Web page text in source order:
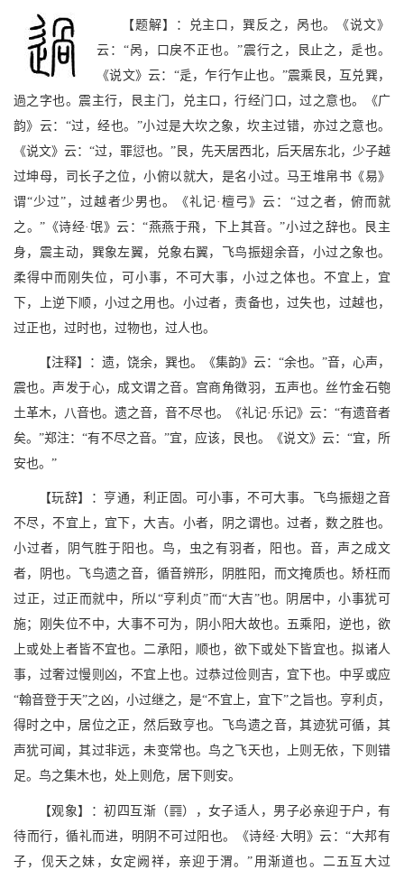
【题解】：兑主口，巽反之，呙也。《说文》
云：“呙，口戾不正也。”震行之，艮止之，辵也。
《说文》云：“辵，乍行乍止也。”震乘艮，互兑巽，
過之字也。震主行，艮主门，兑主口，行经门口，过之意也。《广
韵》云：“过，经也。”小过是大坎之象，坎主过错，亦过之意也。
《说文》云：“过，罪愆也。”艮，先天居西北，后天居东北，少子越
过坤母，司长子之位，小俯以就大，是名小过。马王堆帛书《易》
谓“少过”，过越者少男也。《礼记·檀弓》云：“过之者，俯而就
之。”《诗经·氓》云：“燕燕于飛，下上其音。”小过之辞也。艮主
身，震主动，巽象左翼，兑象右翼，飞鸟振翅余音，小过之象也。
柔得中而刚失位，可小事，不可大事，小过之体也。不宜上，宜
下，上逆下顺，小过之用也。小过者，责备也，过失也，过越也，
过正也，过时也，过物也，过人也。
【注释】：遗，饶余，巽也。《集韵》云：“余也。”音，心声，
震也。声发于心，成文谓之音。宫商角徵羽，五声也。丝竹金石匏
土革木，八音也。遗之音，音不尽也。《礼记·乐记》云：“有遗音者
矣。”郑注：“有不尽之音。”宜，应该，艮也。《说文》云：“宜，所
安也。”
【玩辞】：亨通，利正固。可小事，不可大事。飞鸟振翅之音
不尽，不宜上，宜下，大吉。小者，阴之谓也。过者，数之胜也。
小过者，阴气胜于阳也。鸟，虫之有羽者，阳也。音，声之成文
者，阴也。飞鸟遗之音，循音辨形，阴胜阳，而文掩质也。矫枉而
过正，过正而就中，所以“亨利贞”而“大吉”也。阴居中，小事犹可
施；刚失位不中，大事不可为，阴小阳大故也。五乘阳，逆也，欲
上或处上者皆不宜也。二承阳，顺也，欲下或处下皆宜也。拟诸人
事，过奢过慢则凶，不宜上也。过恭过俭则吉，宜下也。中孚或应
“翰音登于天”之凶，小过继之，是“不宜上，宜下”之旨也。亨利贞，
得时之中，居位之正，然后致亨也。飞鸟遗之音，其迹犹可循，其
声犹可闻，其过非远，未变常也。鸟之飞天也，上则无依，下则错
足。鸟之集木也，处上则危，居下则安。
【观象】：初四互渐（U），女子适人，男子必亲迎于户，有
待而行，循礼而进，明阴不可过阳也。《诗经·大明》云：“大邦有
子，伣天之妹，女定阙祥，亲迎于渭。”用渐道也。二五互大过